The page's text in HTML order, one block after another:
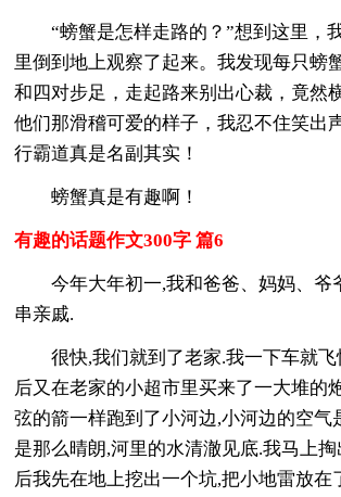
“螃蟹是怎样走路的？”想到这里，
里倒到地上观察了起来。我发现每只螃
和四对步足，走起路来别出心裁，竟然
他们那滑稽可爱的样子，我忍不住笑出
行霸道真是名副其实！
螃蟹真是有趣啊！
有趣的话题作文300字 篇6
今年大年初一,我和爸爸、妈妈、爷
串亲戚.
很快,我们就到了老家.我一下车就
后又在老家的小超市里买来了一大堆的
弦的箭一样跑到了小河边,小河边的空气
是那么晴朗,河里的水清澈见底.我马上
后我先在地上挖出一个坑,把小地雷放在